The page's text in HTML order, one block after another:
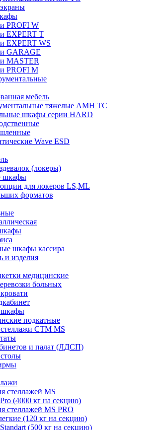
PROFI W
EXPERT T
EXPERT WS
GARAGE
MASTER
PROFI M
мебель
тяжелые AMH TC
шкафы серии HARD
Wave ESD
(локеры)
шкафы
для локеров LS,ML
форматов
шкафы кассира
и изделия
медицинские
больных
шкафы
подкатные
CTM MS
и палат (ЛДСП)
стеллажей MS
(4000 кг на секцию)
стеллажей MS PRO
(120 кг на секцию)
(500 кг на секцию)